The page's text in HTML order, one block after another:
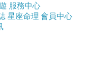
服務中心
星座命理 會員中心